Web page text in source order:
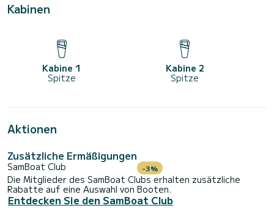
Kabinen
Kabine 1
Spitze
Kabine 2
Spitze
Aktionen
Zusätzliche Ermäßigungen
SamBoat Club -3%
Die Mitglieder des SamBoat Clubs erhalten zusätzliche
Rabatte auf eine Auswahl von Booten.
Entdecken Sie den SamBoat Club